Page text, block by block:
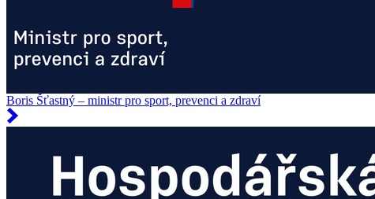
Boris Šťastný – ministr pro sport, prevenci a zdraví